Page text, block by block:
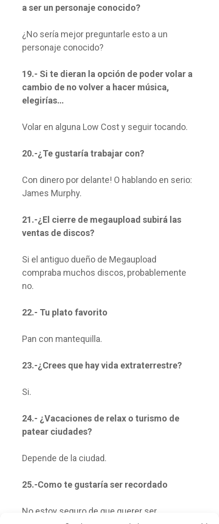
a ser un personaje conocido?
¿No sería mejor preguntarle esto a un
personaje conocido?
19.- Si te dieran la opción de poder volar a
cambio de no volver a hacer música,
elegirías…
Volar en alguna Low Cost y seguir tocando.
20.-¿Te gustaría trabajar con?
Con dinero por delante! O hablando en serio:
James Murphy.
21.-¿El cierre de megaupload subirá las
ventas de discos?
Si el antiguo dueño de Megaupload
compraba muchos discos, probablemente
no.
22.- Tu plato favorito
Pan con mantequilla.
23.-¿Crees que hay vida extraterrestre?
Si.
24.- ¿Vacaciones de relax o turismo de
patear ciudades?
Depende de la ciudad.
25.-Como te gustaría ser recordado
No estoy seguro de que querer ser